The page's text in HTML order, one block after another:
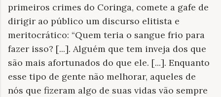
primeiros crimes do Coringa, comete a gafe de
dirigir ao público um discurso elitista e
meritocrático: “Quem teria o sangue frio para
fazer isso? [...]. Alguém que tem inveja dos que
são mais afortunados do que ele. [...]. Enquanto
esse tipo de gente não melhorar, aqueles de
nós que fizeram algo de suas vidas vão sempre